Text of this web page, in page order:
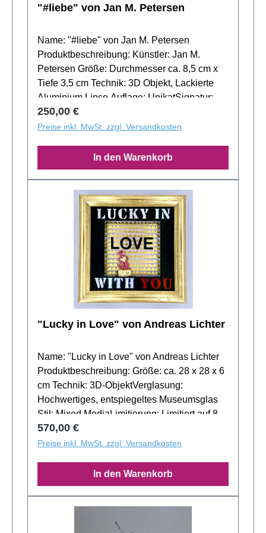
"#liebe" von Jan M. Petersen
Name: "#liebe" von Jan M. Petersen
Produktbeschreibung: Künstler: Jan M.
Petersen Größe: Durchmesser ca. 8,5 cm x
Tiefe 3,5 cm Technik: 3D Objekt, Lackierte
Aluminium Linse Auflage: UnikatSignatur:
Signiert und datiert auf der RückseiteJan M.
Petersens Aluminium Linsen stellen eine
Wortkunst dar. Jedes Objekt ist ein Unikat.
Regulärer Preis:
250,00 €
Preise inkl. MwSt. zzgl. Versandkosten
In den Warenkorb
"Lucky in Love" von Andreas Lichter
Name: "Lucky in Love" von Andreas Lichter
Produktbeschreibung: Größe: ca. 28 x 28 x 6
cm Technik: 3D-ObjektVerglasung:
Hochwertiges, entspiegeltes Museumsglas
Stil: Mixed MediaLimitierung: Limitiert auf 80
Stück. Handgearbeitet: Es kann zu leichten
Form- und Farbabweichungen kommen.
Nachfrage zur Verfügung. "Lucky in Love",
ein Werk von Andreas Lichter, ist ein 3D-
Objekt, das durch seine Komplexität und
eigenen Interpretation der Realität lädt es
Regulärer Preis:
570,00 €
Preise inkl. MwSt. zzgl. Versandkosten
In den Warenkorb